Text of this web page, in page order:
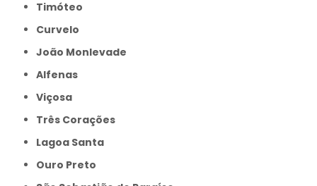
Timóteo
Curvelo
João Monlevade
Alfenas
Viçosa
Três Corações
Lagoa Santa
Ouro Preto